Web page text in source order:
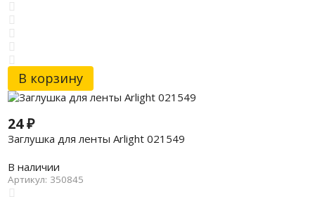
В корзину
24₽
Заглушка для ленты Arlight 021549
В наличии
Артикул: 350845